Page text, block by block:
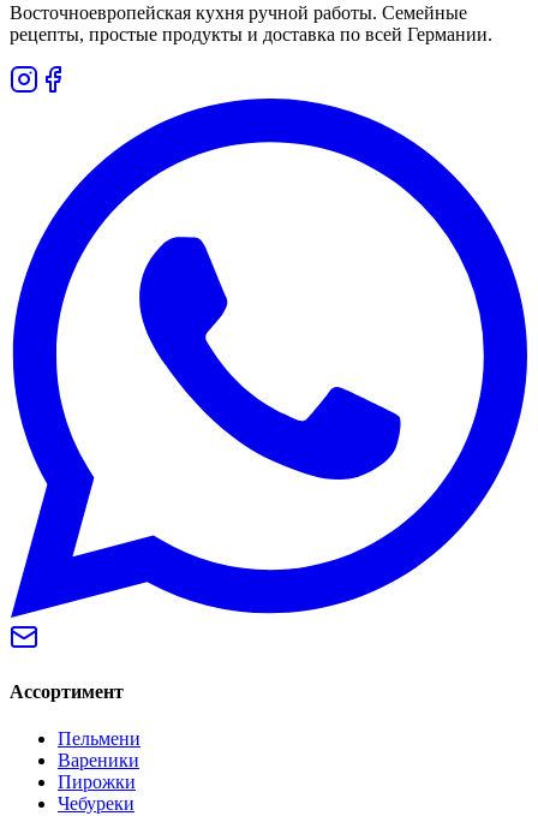
Восточноевропейская кухня ручной работы. Семейные
рецепты, простые продукты и доставка по всей Германии.
Ассортимент
Пельмени
Вареники
Пирожки
Чебуреки